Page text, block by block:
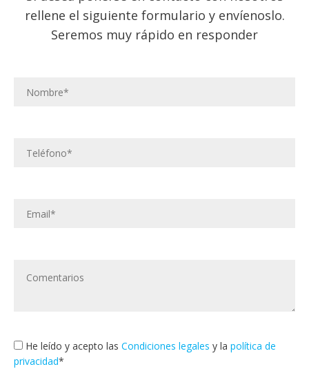
rellene el siguiente formulario y envíenoslo.
Seremos muy rápido en responder
He leído y acepto las Condiciones legales y la política de
privacidad*